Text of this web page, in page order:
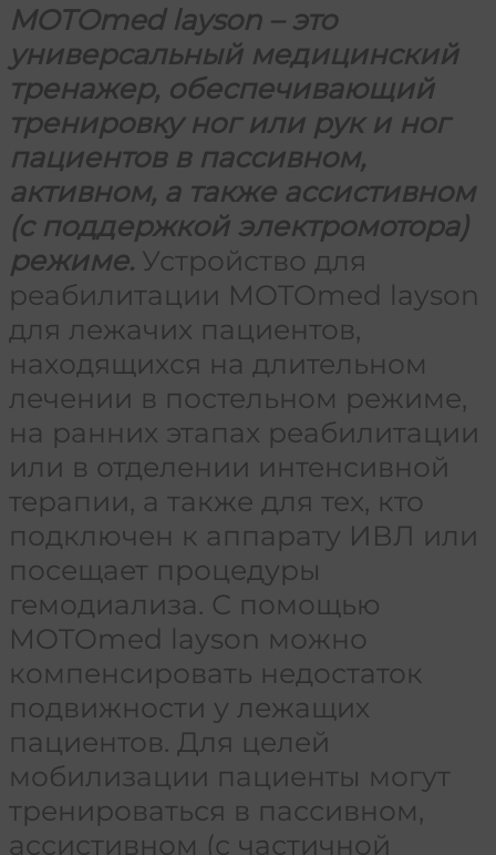
MOTOmed layson – это
универсальный медицинский
тренажер, обеспечивающий
тренировку ног или рук и ног
пациентов в пассивном,
активном, а также ассистивном
(с поддержкой электромотора)
режиме. Устройство для
реабилитации MOTOmed layson
для лежачих пациентов,
находящихся на длительном
лечении в постельном режиме,
на ранних этапах реабилитации
или в отделении интенсивной
терапии, а также для тех, кто
подключен к аппарату ИВЛ или
посещает процедуры
гемодиализа. С помощью
MOTOmed layson можно
компенсировать недостаток
подвижности у лежащих
пациентов. Для целей
мобилизации пациенты могут
тренироваться в пассивном,
ассистивном (с частичной